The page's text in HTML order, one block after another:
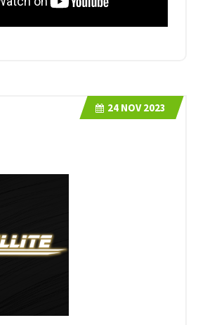
24 NOV 2023